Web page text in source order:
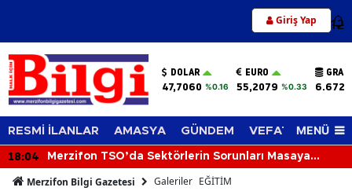
Giriş Yap 12
DOLAR
47,7060 %0.16
EURO
55,2079 %0.33
RESMİ İLANLAR AMASYA GÜNDEM VEFAT EDENLER
MENÜ
18:04
Merzifon TSO’da Sektörlerin Sorunları Masaya
Merzifon Bilgi Gazetesi Galeriler EĞİTİM